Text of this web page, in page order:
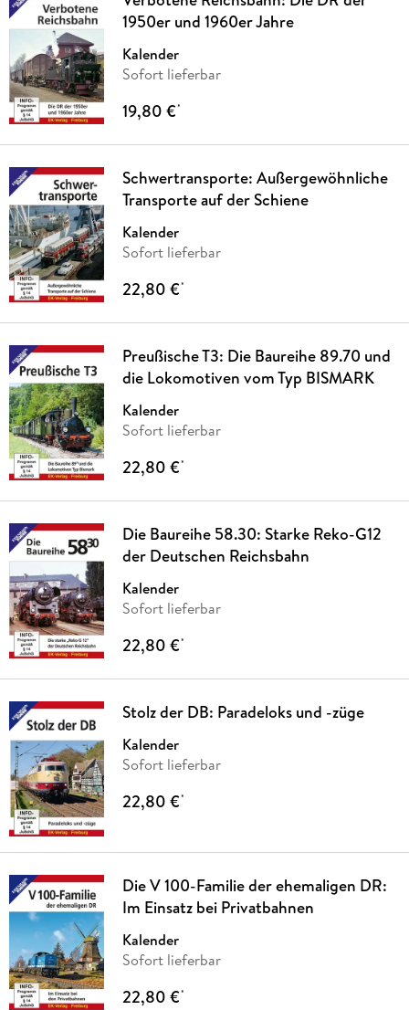
1950er und 1960er Jahre
Kalender
Sofort lieferbar
19,80 €*
Schwertransporte: Außergewöhnliche
Transporte auf der Schiene
Kalender
Sofort lieferbar
22,80 €*
Preußische T3: Die Baureihe 89.70 und
die Lokomotiven vom Typ BISMARK
Kalender
Sofort lieferbar
22,80 €*
Die Baureihe 58.30: Starke Reko-G12
der Deutschen Reichsbahn
Kalender
Sofort lieferbar
22,80 €*
Stolz der DB: Paradeloks und -züge
Kalender
Sofort lieferbar
22,80 €*
Die V 100-Familie der ehemaligen DR:
Im Einsatz bei Privatbahnen
Kalender
Sofort lieferbar
22,80 €*